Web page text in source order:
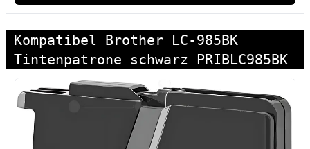
Kompatibel Brother LC-985BK
Tintenpatrone schwarz PRIBLC985BK